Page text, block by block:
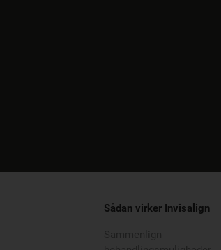
Sådan virker Invisalign